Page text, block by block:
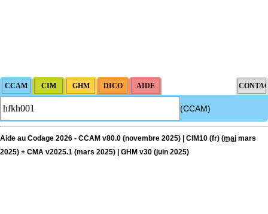
(CCAM)
Aide au Codage 2026 - CCAM v80.0 (novembre 2025) | CIM10 (fr) (maj mars
2025) + CMA v2025.1 (mars 2025) | GHM v30 (juin 2025)